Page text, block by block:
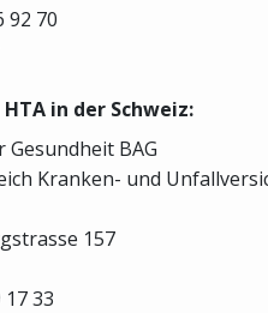
92 70
in der Schweiz:
BAG
Kranken- und
157
33